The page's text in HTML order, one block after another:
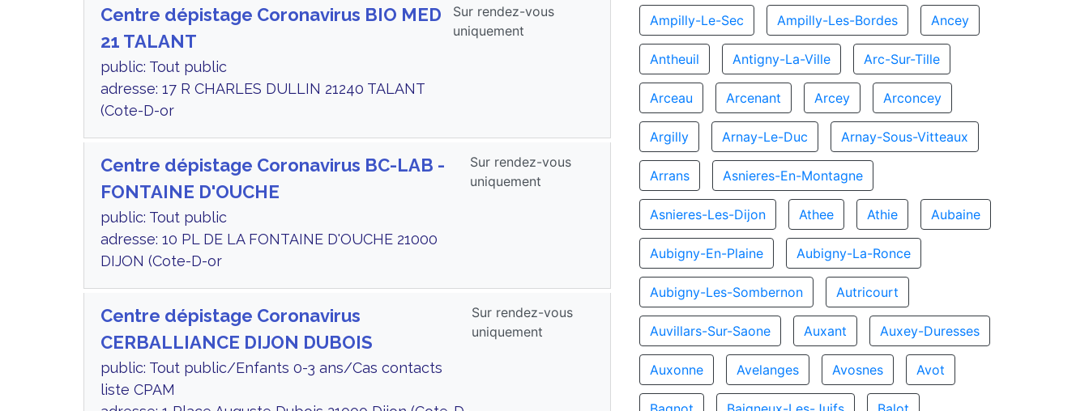
Centre dépistage Coronavirus BIO MED
21 TALANT
public: Tout public
adresse: 17 R CHARLES DULLIN 21240 TALANT
(Cote-D-or
Sur rendez-vous
uniquement
Centre dépistage Coronavirus BC-LAB -
FONTAINE D'OUCHE
public: Tout public
adresse: 10 PL DE LA FONTAINE D'OUCHE 21000
DIJON (Cote-D-or
Sur rendez-vous
uniquement
Centre dépistage Coronavirus
CERBALLIANCE DIJON DUBOIS
public: Tout public/Enfants 0-3 ans/Cas contacts
liste CPAM
Sur rendez-vous
uniquement
Ampilly-Le-Sec Ampilly-Les-Bordes Ancey
Antheuil Antigny-La-Ville Arc-Sur-Tille
Arceau Arcenant Arcey Arconcey
Argilly Arnay-Le-Duc Arnay-Sous-Vitteaux
Arrans Asnieres-En-Montagne
Asnieres-Les-Dijon Athee Athie Aubaine
Aubigny-En-Plaine Aubigny-La-Ronce
Aubigny-Les-Sombernon Autricourt
Auvillars-Sur-Saone Auxant Auxey-Duresses
Auxonne Avelanges Avosnes Avot